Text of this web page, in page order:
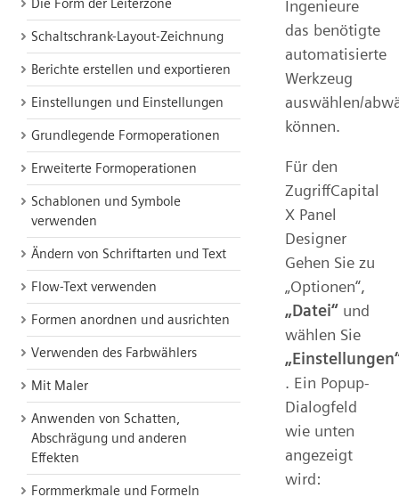
Die Form der Leiterzone
Schaltschrank-Layout-Zeichnung
Berichte erstellen und exportieren
Einstellungen und Einstellungen
Grundlegende Formoperationen
Erweiterte Formoperationen
Schablonen und Symbole
verwenden
Ändern von Schriftarten und Text
Flow-Text verwenden
Formen anordnen und ausrichten
Verwenden des Farbwählers
Mit Maler
Anwenden von Schatten,
Abschrägung und anderen
Effekten
Formmerkmale und Formeln
Ingenieure
das benötigte
automatisierte
Werkzeug
auswählen/
können.
Für den
ZugriffCapital
X Panel
Designer
Gehen Sie zu
„Optionen“,
„Datei“ und
wählen Sie
. Ein Popup-
Dialogfeld
wie unten
angezeigt
wird: